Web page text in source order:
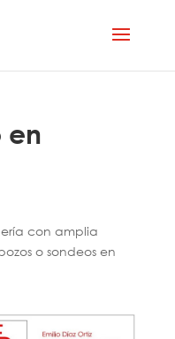
en
con amplia
o sondeos en